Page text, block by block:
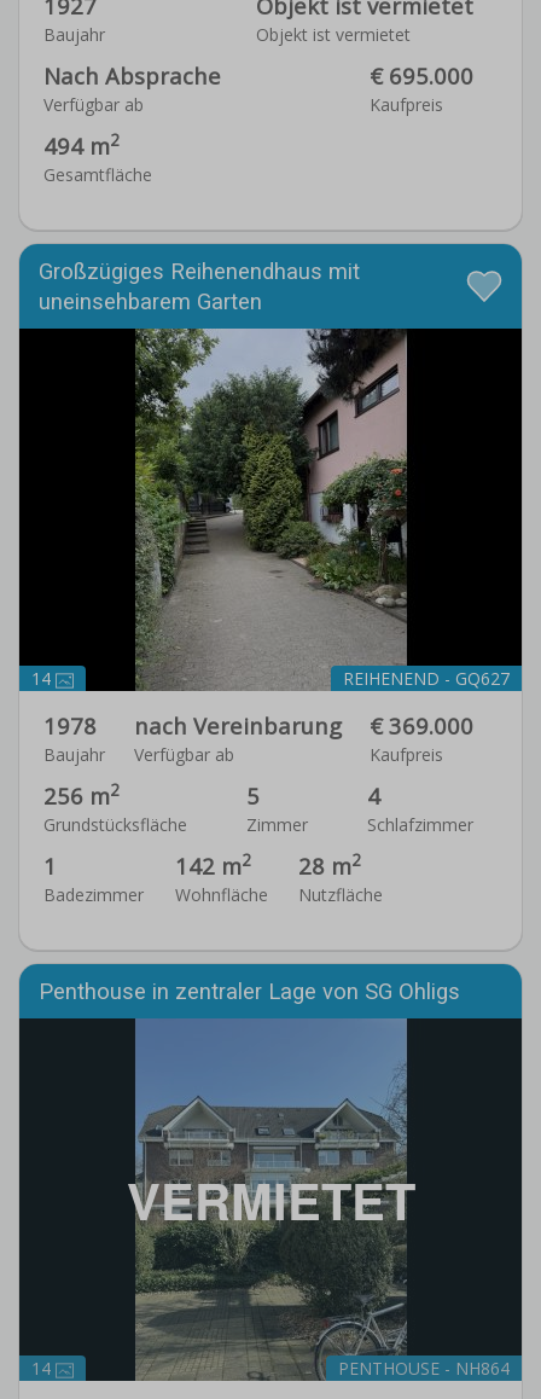
Baujahr Objekt ist vermietet
Nach Absprache
Verfügbar ab
€ 695.000
Kaufpreis
494 m2
Gesamtfläche
Großzügiges Reihenendhaus mit
uneinsehbarem Garten
14 REIHENEND - GQ627
1978
Baujahr
nach Vereinbarung
Verfügbar ab
€ 369.000
Kaufpreis
256 m2
Grundstücksfläche
5
Zimmer
4
Schlafzimmer
1
Badezimmer
142 m2
Wohnfläche
28 m2
Nutzfläche
Penthouse in zentraler Lage von SG Ohligs
14
VERMIETET
PENTHOUSE - NH864